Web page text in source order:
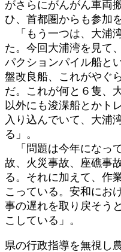
がさらにがんがん車両
ひ、首都圏からも参加を
「もう一つは、大浦
た。今回大浦湾を見て
パクションパイル船と
盤改良船、これがやぐ
だ。これが何と６隻、
以外にも浚渫船とかト
入り込んでいて、大浦
る」。
「問題は今年になっ
故、火災事故、座礁事
る。それに加えて、作
こっている。安和にお
事の遅れを取り戻そう
こしている」。
県の行政指導を無視し